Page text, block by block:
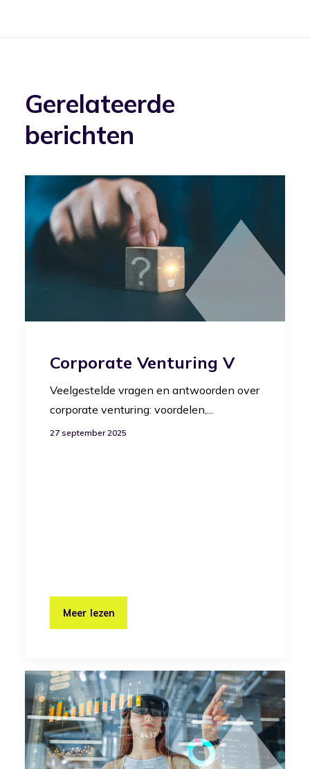
Gerelateerde
berichten
Corporate Venturing V
Veelgestelde vragen en antwoorden over
corporate venturing: voordelen,...
27 september 2025
Meer lezen